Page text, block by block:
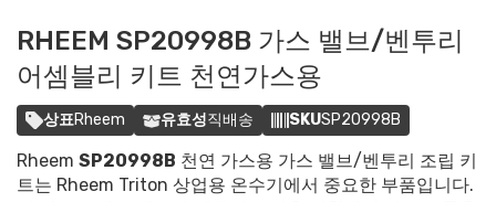
RHEEM SP20998B 가스 밸브/벤투리
어셈블리 키트 천연가스용
상표Rheem 유효성직배송 SKUSP20998B
Rheem SP20998B 천연 가스용 가스 밸브/벤투리 조립 키
트는 Rheem Triton 상업용 온수기에서 중요한 부품입니다.